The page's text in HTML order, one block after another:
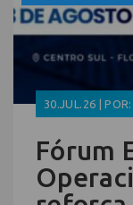
30.JUL.26 |
Fórum